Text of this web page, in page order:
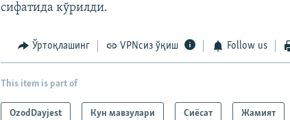
сифатида кўрилди.
Ўртоқлашинг VPNсиз ўқиш Follow us
This item is part of
OzodDayjest Кун мавзулари Сиёсат Жамият